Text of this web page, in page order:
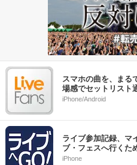
スマホの曲を、まる
場感でセットリスト
iPhone/Android
ライブ参加記録、マ
ブ・フェスへ行くた
iPhone